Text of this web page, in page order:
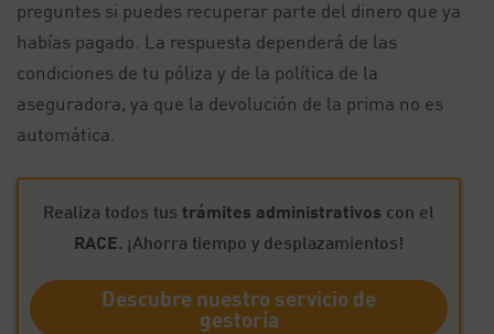
preguntes si puedes recuperar parte del dinero que ya
habías pagado. La respuesta dependerá de las
condiciones de tu póliza y de la política de la
aseguradora, ya que la devolución de la prima no es
automática.
Realiza todos tus trámites administrativos con el
RACE. ¡Ahorra tiempo y desplazamientos!
Descubre nuestro servicio de
gestoría